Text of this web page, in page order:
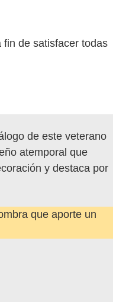
de satisfacer todas
de este veterano
atemporal que
y destaca por
que aporte un